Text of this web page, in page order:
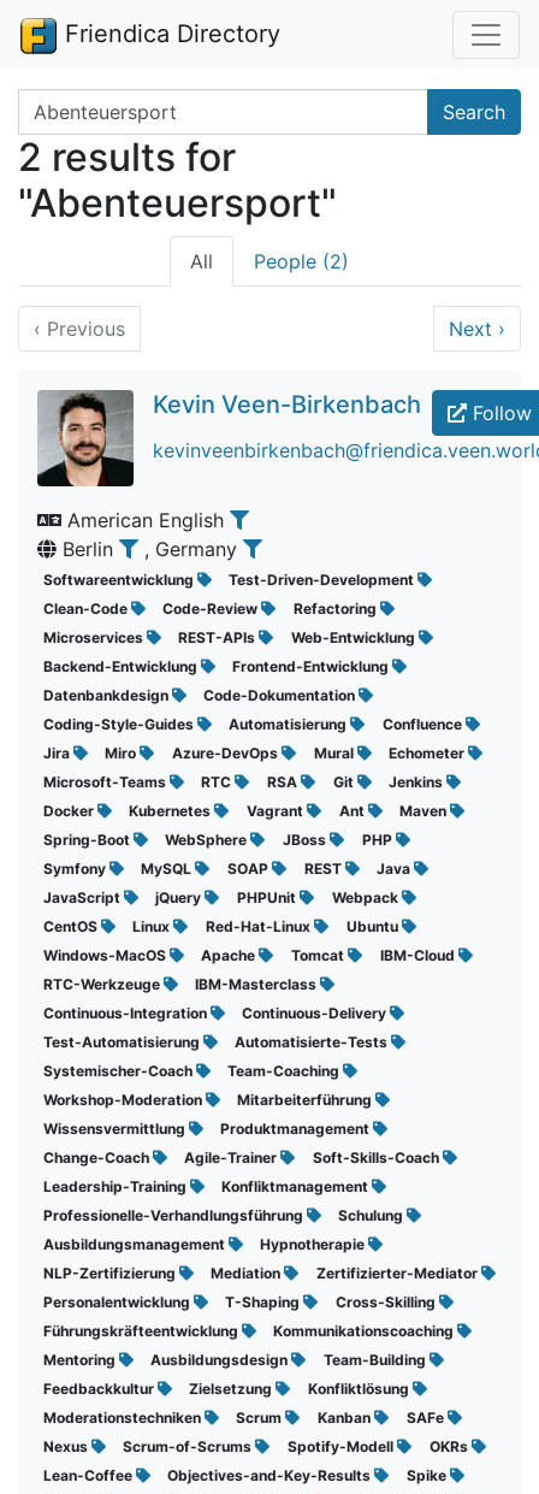
Friendica Directory
Search terms Search
2 results for
"Abenteuersport"
All People (2)
‹ Previous Next ›
Follow
Kevin Veen-Birkenbach
American English
Berlin
, Germany
Softwareentwicklung
Test-Driven-Development
Clean-Code
Code-Review
Refactoring
Microservices
REST-APIs
Web-Entwicklung
Backend-Entwicklung
Frontend-Entwicklung
Datenbankdesign
Code-Dokumentation
Coding-Style-Guides
Automatisierung
Confluence
Jira
Miro Azure-DevOps Mural
Echometer
Microsoft-Teams
RTC RSA Git
Jenkins
Docker
Kubernetes Vagrant Ant
Maven
Spring-Boot
WebSphere JBoss
PHP
Symfony
MySQL SOAP REST
Java
JavaScript
jQuery PHPUnit
Webpack
CentOS
Linux Red-Hat-Linux
Ubuntu
Windows-MacOS
Apache Tomcat
IBM-Cloud
RTC-Werkzeuge
IBM-Masterclass
Continuous-Integration
Continuous-Delivery
Test-Automatisierung
Automatisierte-Tests
Systemischer-Coach
Team-Coaching
Workshop-Moderation
Mitarbeiterführung
Wissensvermittlung
Produktmanagement
Change-Coach
Agile-Trainer
Soft-Skills-Coach
Leadership-Training
Konfliktmanagement
Professionelle-Verhandlungsführung
Schulung
Ausbildungsmanagement
Hypnotherapie
NLP-Zertifizierung
Mediation
Zertifizierter-Mediator
Personalentwicklung
T-Shaping
Cross-Skilling
Führungskräfteentwicklung
Kommunikationscoaching
Mentoring
Ausbildungsdesign
Team-Building
Feedbackkultur
Zielsetzung
Konfliktlösung
Moderationstechniken
Scrum Kanban
SAFe
Nexus
Scrum-of-Scrums Spotify-Modell
OKRs
Lean-Coffee
Objectives-and-Key-Results
Spike